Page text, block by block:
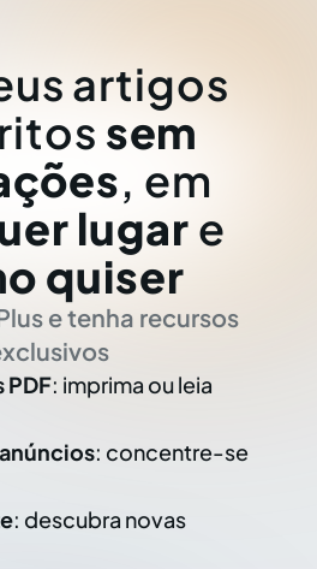
artigos
sem
, em
lugar e
quiser
e tenha recursos
PDF: imprima ou leia
: concentre-se
: descubra novas